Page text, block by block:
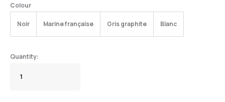
Colour
Noir Marine française Gris graphite Blanc